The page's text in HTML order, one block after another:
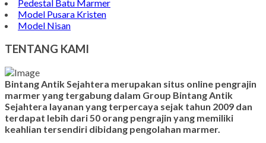
Pedestal Batu Marmer
Model Pusara Kristen
Model Nisan
TENTANG KAMI
Bintang Antik Sejahtera merupakan situs online pengrajin
marmer yang tergabung dalam Group Bintang Antik
Sejahtera layanan yang terpercaya sejak tahun 2009 dan
terdapat lebih dari 50 orang pengrajin yang memiliki
keahlian tersendiri dibidang pengolahan marmer.